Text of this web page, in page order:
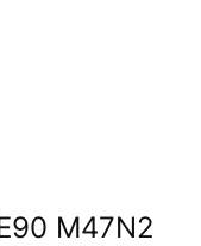
M47N2